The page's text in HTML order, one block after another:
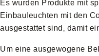
Es wurden Produkte mit
Einbauleuchten mit den
ausgestattet sind, damit
Um eine ausgewogene